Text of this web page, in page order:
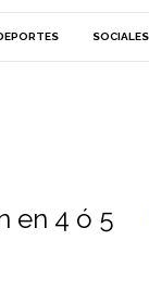
en 4 ó 5